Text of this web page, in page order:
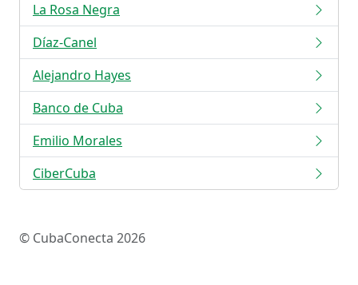
La Rosa Negra
Díaz-Canel
Alejandro Hayes
Banco de Cuba
Emilio Morales
CiberCuba
© CubaConecta 2026